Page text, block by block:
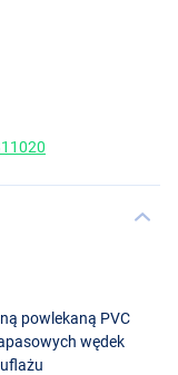
powlekaną PVC
wędek